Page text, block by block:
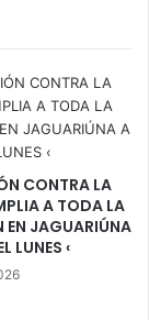
CONTRA LA
A TODA LA
EN JAGUARIÚNA
LUNES ‹